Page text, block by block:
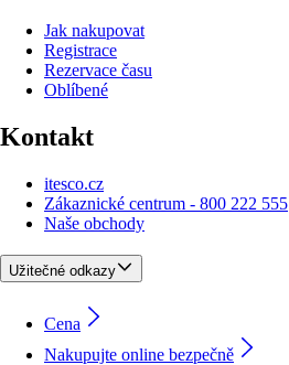
Jak nakupovat
Registrace
Rezervace času
Oblíbené
Kontakt
itesco.cz
Zákaznické centrum - 800 222 555
Naše obchody
Užitečné odkazy
Cena
Nakupujte online bezpečně